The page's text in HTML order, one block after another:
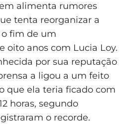
alimenta rumores
tenta reorganizar a
o fim de um
oito anos com Lucia Loy.
por sua reputação
a ligou a um feito
que ela teria ficado com
horas, segundo
o recorde.